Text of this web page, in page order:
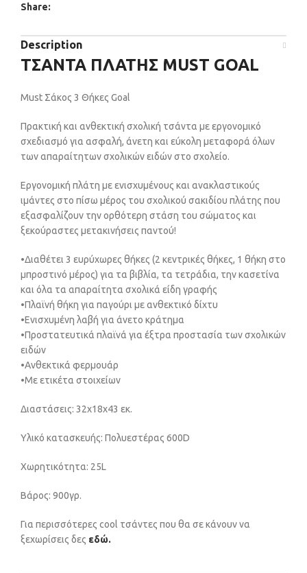
Share:
Description
ΤΣΑΝΤΑ ΠΛΑΤΗΣ MUST GOAL
Must Σάκος 3 Θήκες Goal
Πρακτική και ανθεκτική σχολική τσάντα με εργονομικό
σχεδιασμό για ασφαλή, άνετη και εύκολη μεταφορά όλων
των απαραίτητων σχολικών ειδών στο σχολείο.
Εργονομική πλάτη με ενισχυμένους και ανακλαστικούς
ιμάντες στο πίσω μέρος του σχολικού σακιδίου πλάτης που
εξασφαλίζουν την ορθότερη στάση του σώματος και
ξεκούραστες μετακινήσεις παντού!
•Διαθέτει 3 ευρύχωρες θήκες (2 κεντρικές θήκες, 1 θήκη στο
μπροστινό μέρος) για τα βιβλία, τα τετράδια, την κασετίνα
και όλα τα απαραίτητα σχολικά είδη γραφής
•Πλαϊνή θήκη για παγούρι με ανθεκτικό δίχτυ
•Ενισχυμένη λαβή για άνετο κράτημα
•Προστατευτικά πλαϊνά για έξτρα προστασία των σχολικών
ειδών
•Ανθεκτικά φερμουάρ
•Με ετικέτα στοιχείων
Διαστάσεις: 32x18x43 εκ.
Υλικό κατασκευής: Πολυεστέρας 600D
Χωρητικότητα: 25L
Βάρος: 900γρ.
Για περισσότερες cool τσάντες που θα σε κάνουν να
ξεχωρίσεις δες εδώ.